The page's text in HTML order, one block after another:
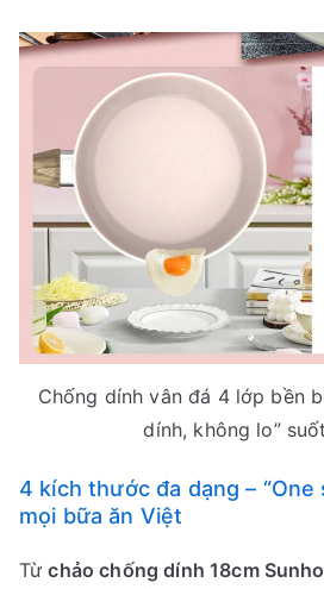
Chống dính vân đá 4 lớp bền
dính, không lo”
4 kích thước đa dạng – “One
mọi bữa ăn Việt
Từchảo chống dính 18cm